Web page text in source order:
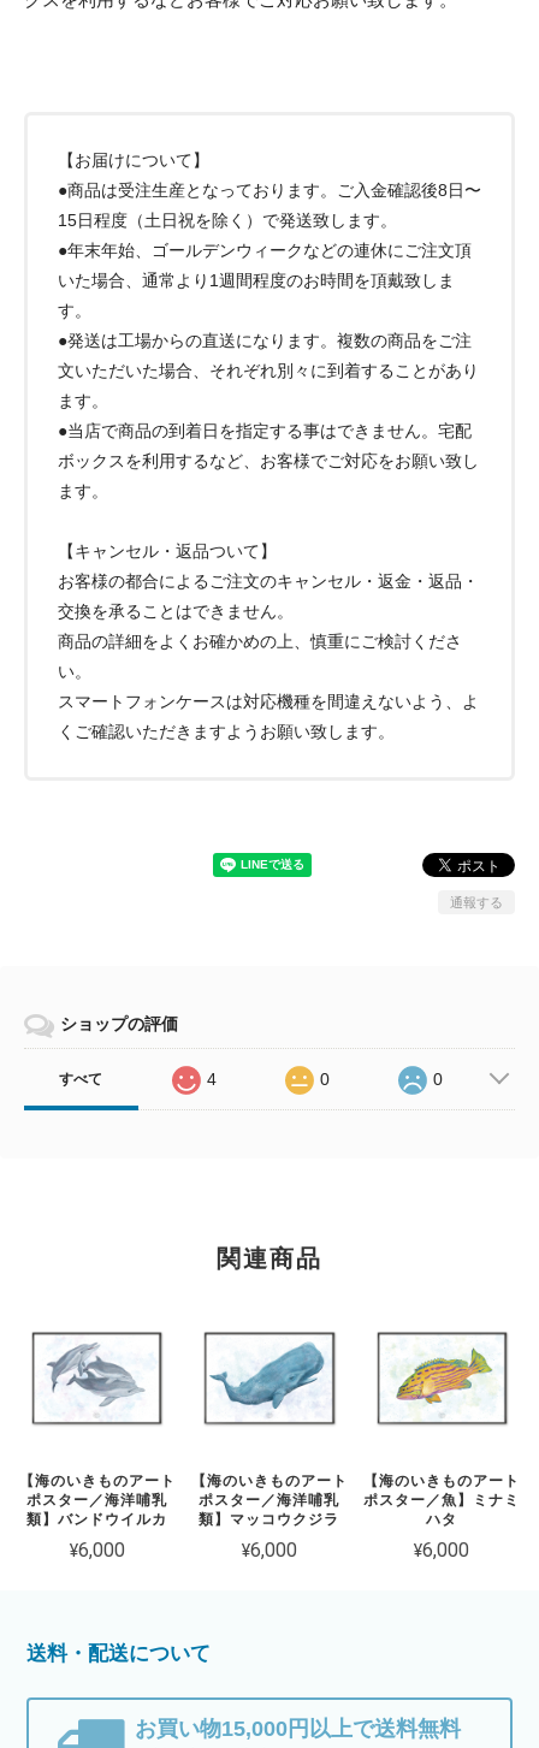
【お届けについて】
●商品は受注生産となっております。ご入金確認後8日〜
15日程度（土日祝を除く）で発送致します。
●年末年始、ゴールデンウィークなどの連休にご注文頂
いた場合、通常より1週間程度のお時間を頂戴致しま
す。
●発送は工場からの直送になります。複数の商品をご注
文いただいた場合、それぞれ別々に到着することがあり
ます。
●当店で商品の到着日を指定する事はできません。宅配
ボックスを利用するなど、お客様でご対応をお願い致し
ます。
【キャンセル・返品ついて】
お客様の都合によるご注文のキャンセル・返金・返品・
交換を承ることはできません。
商品の詳細をよくお確かめの上、慎重にご検討くださ
い。
スマートフォンケースは対応機種を間違えないよう、よ
くご確認いただきますようお願い致します。
通報する
ショップの評価
すべて 4 0 0
関連商品
【海のいきものアート
ポスター／海洋哺乳
類】バンドウイルカ
¥6,000
【海のいきものアート
ポスター／海洋哺乳
類】マッコウクジラ
¥6,000
【海のいきものアート
ポスター／魚】ミナミ
ハタ
¥6,000
送料・配送について
お買い物15,000円以上で送料無料